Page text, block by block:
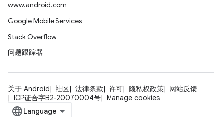
www.android.com
Google Mobile Services
Stack Overflow
问题跟踪器
关于 Android 社区 法律条款 许可 隐私权政策
网站反馈
ICP证合字B2-20070004号
Manage cookies